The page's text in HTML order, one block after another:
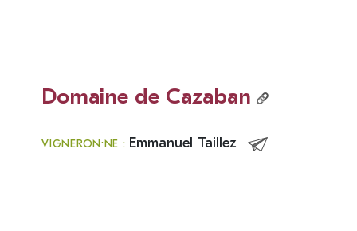
Domaine de Cazaban
VIGNERON·NE : Emmanuel Taillez